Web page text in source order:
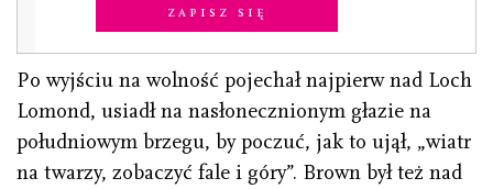
Zapisz się
Po wyjściu na wolność pojechał najpierw nad Loch
Lomond, usiadł na nasłonecznionym głazie na
południowym brzegu, by poczuć, jak to ujął, „wiatr
na twarzy, zobaczyć fale i góry”. Brown był też nad